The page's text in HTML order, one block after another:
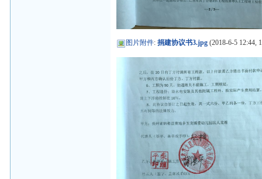
图片附件:捐建协议书3.jpg (2018-6-5 12:44,